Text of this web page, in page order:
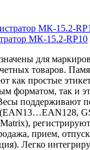
МК-15.2-RP10
для
товаров.
как простые
форматом, так и
поддерживают
прием,
Легко